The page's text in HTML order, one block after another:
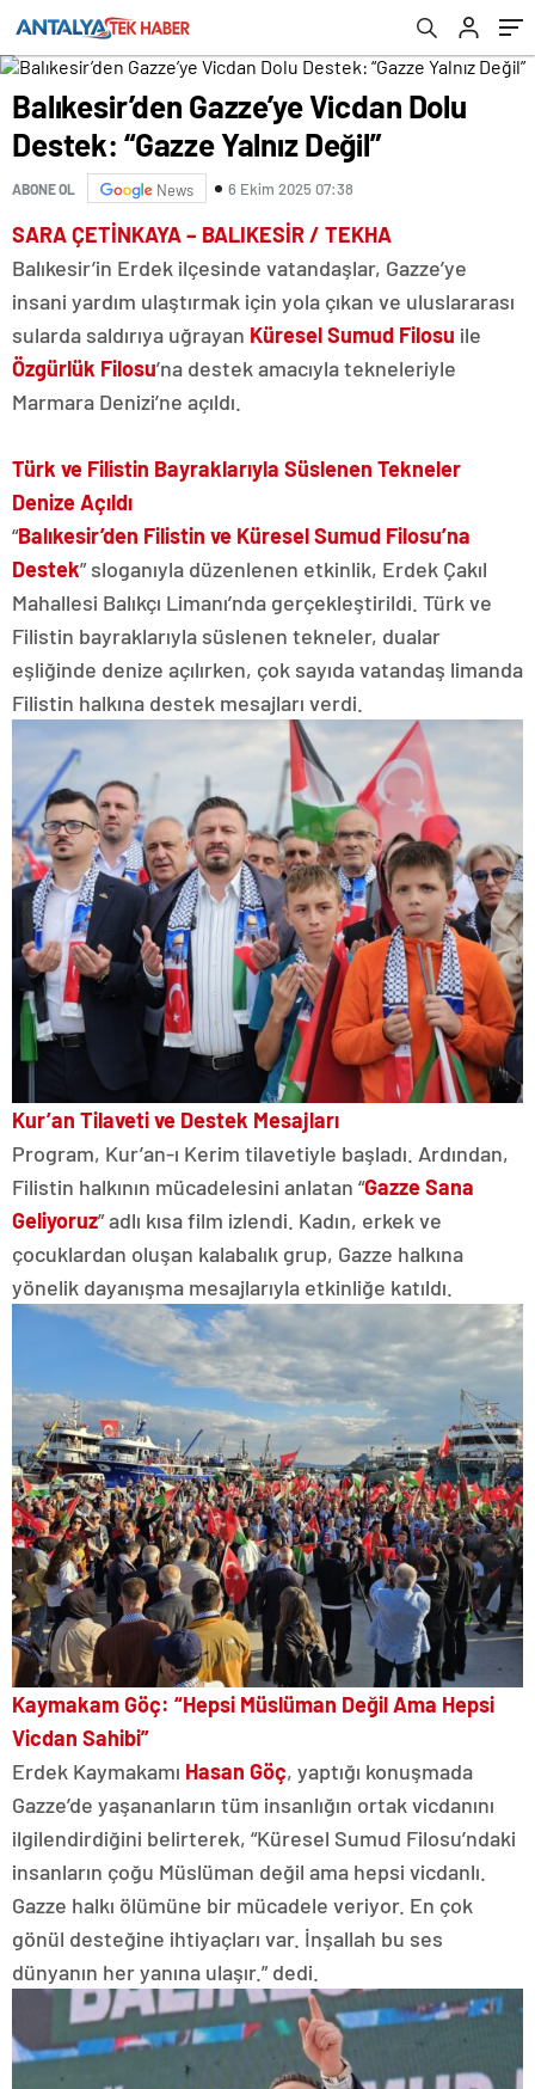
Balıkesir’den Gazze’ye Vicdan Dolu
Destek: “Gazze Yalnız Değil”
ABONE OL News 6 Ekim 2025 07:38
SARA ÇETİNKAYA – BALIKESİR / TEKHA
Balıkesir’in Erdek ilçesinde vatandaşlar, Gazze’ye
insani yardım ulaştırmak için yola çıkan ve uluslararası
sularda saldırıya uğrayan Küresel Sumud Filosu ile
Özgürlük Filosu’na destek amacıyla tekneleriyle
Marmara Denizi’ne açıldı.
Türk ve Filistin Bayraklarıyla Süslenen Tekneler
Denize Açıldı
“Balıkesir’den Filistin ve Küresel Sumud Filosu’na
Destek” sloganıyla düzenlenen etkinlik, Erdek Çakıl
Mahallesi Balıkçı Limanı’nda gerçekleştirildi. Türk ve
Filistin bayraklarıyla süslenen tekneler, dualar
eşliğinde denize açılırken, çok sayıda vatandaş limanda
Filistin halkına destek mesajları verdi.
Kur’an Tilaveti ve Destek Mesajları
Program, Kur’an-ı Kerim tilavetiyle başladı. Ardından,
Filistin halkının mücadelesini anlatan “Gazze Sana
Geliyoruz” adlı kısa film izlendi. Kadın, erkek ve
çocuklardan oluşan kalabalık grup, Gazze halkına
yönelik dayanışma mesajlarıyla etkinliğe katıldı.
Kaymakam Göç: “Hepsi Müslüman Değil Ama Hepsi
Vicdan Sahibi”
Erdek Kaymakamı Hasan Göç, yaptığı konuşmada
Gazze’de yaşananların tüm insanlığın ortak vicdanını
ilgilendirdiğini belirterek, “Küresel Sumud Filosu’ndaki
insanların çoğu Müslüman değil ama hepsi vicdanlı.
Gazze halkı ölümüne bir mücadele veriyor. En çok
gönül desteğine ihtiyaçları var. İnşallah bu ses
dünyanın her yanına ulaşır.” dedi.